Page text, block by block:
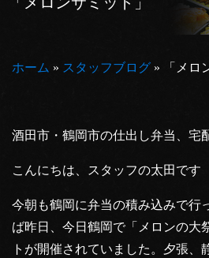
ホーム » スタッフブログ » 「メロ
酒田市・鶴岡市の仕出し弁当、
こんにちは、スタッフの太田です
今朝も鶴岡に弁当の積み込みで行
ば昨日、今日鶴岡で「メロンの大
トが開催されていました。夕張、